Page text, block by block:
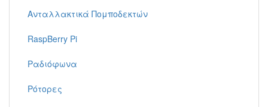
Ανταλλακτικά Πομποδεκτών
RaspBerry Pi
Ραδιόφωνα
Ρότορες